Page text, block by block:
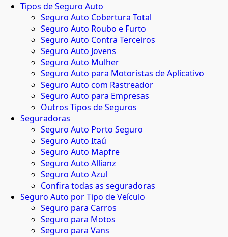
Tipos de Seguro Auto
Seguro Auto Cobertura Total
Seguro Auto Roubo e Furto
Seguro Auto Contra Terceiros
Seguro Auto Jovens
Seguro Auto Mulher
Seguro Auto para Motoristas de Aplicativo
Seguro Auto com Rastreador
Seguro Auto para Empresas
Outros Tipos de Seguros
Seguradoras
Seguro Auto Porto Seguro
Seguro Auto Itaú
Seguro Auto Mapfre
Seguro Auto Allianz
Seguro Auto Azul
Confira todas as seguradoras
Seguro Auto por Tipo de Veículo
Seguro para Carros
Seguro para Motos
Seguro para Vans